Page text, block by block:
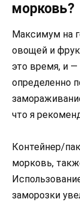
морковь?
Максимум на
овощей и
это время, и
определенно
что я
Контейнер/
морковь,
заморозки